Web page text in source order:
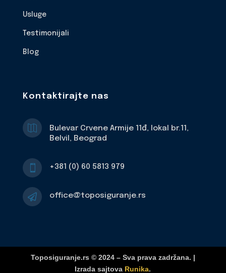
Usluge
Testimonijali
Blog
Kontaktirajte nas

Bulevar Crvene Armije 11đ, lokal br.11,
Belvil, Beograd
 +381 (0) 60 5813 979
 office@toposiguranje.rs
Toposiguranje.rs © 2024 – Sva prava zadržana. |
Izrada sajtova Runika.